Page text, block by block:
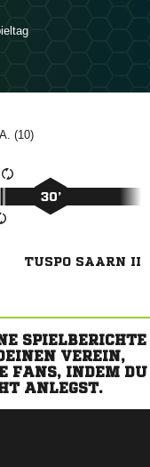
(10)
30’
TUSPO SAARN II
SPIELBERICHTE
VEREIN,
FANS, INDEM DU
ANLEGST.